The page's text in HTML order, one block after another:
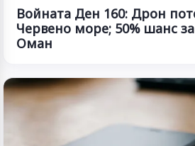
Войната Ден 160: Дрон
Червено море; 50% шанс
Оман